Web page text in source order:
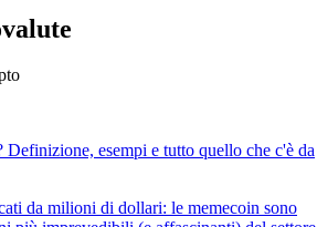
Definizione, esempi e tutto quello che c'è da
da milioni di dollari: le memecoin sono